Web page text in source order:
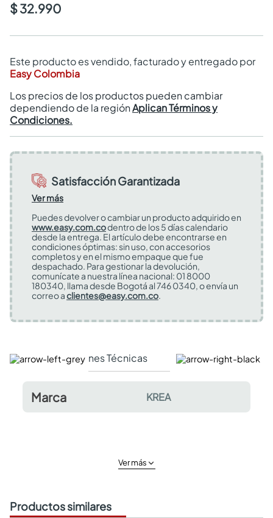
$ 32.990
Este producto es vendido, facturado y entregado por
Easy Colombia
Los precios de los productos pueden cambiar
dependiendo de la regiónAplican Términos y
Condiciones.
Satisfacción Garantizada
Ver más
Puedes devolver o cambiar un producto adquirido en
www.easy.com.codentro de los 5 días calendario
desde la entrega. El artículo debe encontrarse en
condiciones óptimas: sin uso, con accesorios
completos y en el mismo empaque que fue
despachado. Para gestionar la devolución,
comunícate a nuestra línea nacional: 01 8000
180340, llama desde Bogotá al 746 0340, o envía un
correo aclientes@easy.com.co.
Especificaciones Técnicas Comentarios y
Marca KREA
Ver más
Productos similares